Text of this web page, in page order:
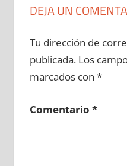
DEJA UN
Tu dirección de
publicada. Los
marcados con *
Comentario *